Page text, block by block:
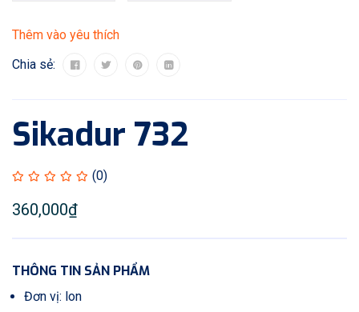
Thêm vào yêu thích
Chia sẻ:
Sikadur 732
(0)
360,000₫
THÔNG TIN SẢN PHẨM
Đơn vị: lon